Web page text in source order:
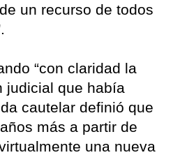
un recurso de todos
“con claridad la
judicial que había
cautelar definió que
más a partir de
una nueva